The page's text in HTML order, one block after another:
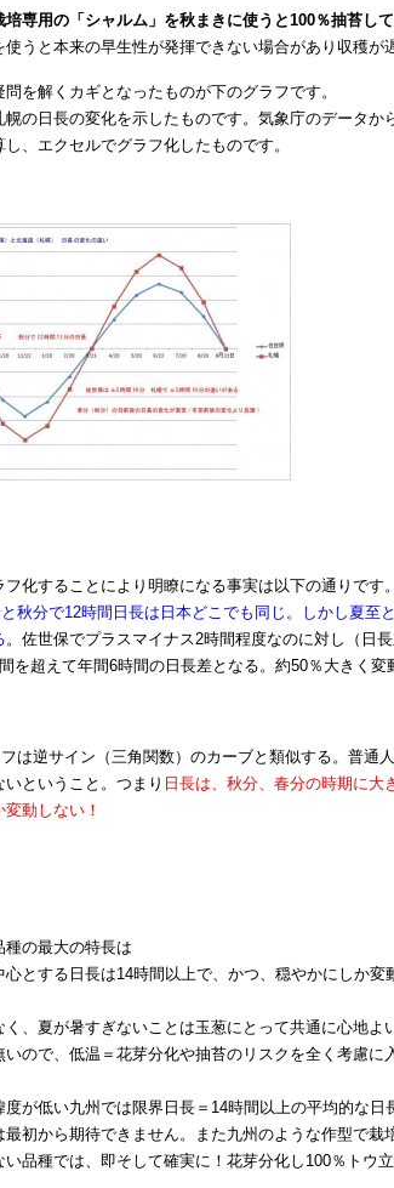
専用の「シャルム」を秋まきに使うと100％抽苔し
使うと本来の早生性が発揮できない場合があり収穫が
問を解くカギとなったものが下のグラフです。
幌の日長の変化を示したものです。気象庁のデータか
、エクセルでグラフ化したものです。
フ化することにより明瞭になる事実は以下の通りです。
秋分で12時間日長は日本どこでも同じ。しかし夏至
。佐世保でプラスマイナス2時間程度なのに対し（日
を超えて年間6時間の日長差となる。約50％大きく変
フは逆サイン（三角関数）のカーブと類似する。普通
いということ。つまり 日長は、秋分、春分の時期に大
動しない！
種の最大の特長は
とする日長は14時間以上で、かつ、穏やかにしか
、夏が暑すぎないことは玉葱にとって共通に心地よ
いので、低温＝花芽分化や抽苔のリスクを全く考慮に
度が低い九州では限界日長＝14時間以上の平均的な
最初から期待できません。また九州のような作型で栽
い品種では、即そして確実に！花芽分化し100％トウ立